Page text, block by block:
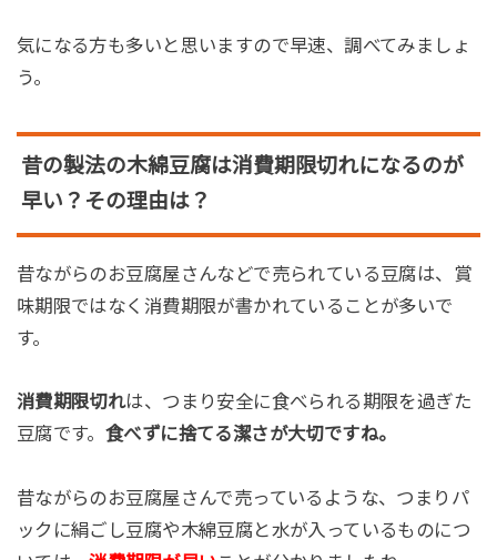
気になる方も多いと思いますので早速、調べてみましょ
う。
昔の製法の木綿豆腐は消費期限切れになるのが
早い？その理由は？
昔ながらのお豆腐屋さんなどで売られている豆腐は、賞
味期限ではなく消費期限が書かれていることが多いで
す。
消費期限切れは、つまり安全に食べられる期限を過ぎた
豆腐です。 食べずに捨てる潔さが大切ですね。
昔ながらのお豆腐屋さんで売っているような、つまりパ
ックに絹ごし豆腐や木綿豆腐と水が入っているものにつ